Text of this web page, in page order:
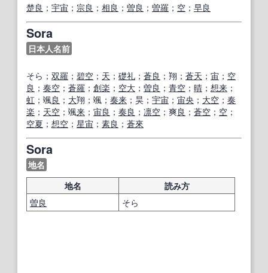
楚良 ； 宇宙 ； 宗良 ； 相良 ； 曽良 ； 曽羅 ； 空 ； 早良
Sora
日本人名前
そら； 双羅 ； 碧空 ； 天 ； 礎礼 ； 蒼良 ；翔； 蒼天 ； 宙 ； 空
良 ； 奏空 ； 蒼羅 ； 創楽 ； 空大 ； 曽良 ； 青空 ； 晴 ； 想来 ；
虹 ；颯 良 ； 大翔；颯； 奏来 ；昊； 宇宙 ； 宙央 ； 大空 ； 奏
楽 ； 天空 ；颯来 ； 宙良 ； 奏良 ； 凛空 ；爽良 ； 蒼空 ； 空 ；
空夏 ； 想空 ； 星宙 ； 素良 ； 蒼來
Sora
地名
地名
読み方
曽良 そら